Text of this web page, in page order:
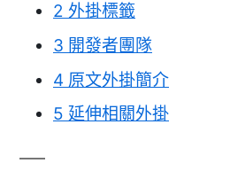
2 外掛標籤
3 開發者團隊
4 原文外掛簡介
5 延伸相關外掛